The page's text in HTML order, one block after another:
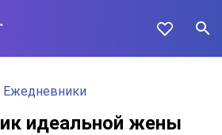
Ежедневники
идеальной жены